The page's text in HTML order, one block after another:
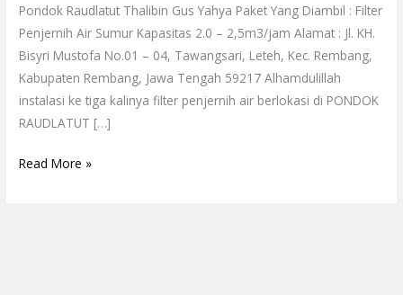
Pondok Raudlatut Thalibin Gus Yahya Paket Yang Diambil : Filter
Penjernih Air Sumur Kapasitas 2.0 – 2,5m3/jam Alamat : Jl. KH.
Bisyri Mustofa No.01 – 04, Tawangsari, Leteh, Kec. Rembang,
Kabupaten Rembang, Jawa Tengah 59217 Alhamdulillah
instalasi ke tiga kalinya filter penjernih air berlokasi di PONDOK
RAUDLATUT […]
Read More »